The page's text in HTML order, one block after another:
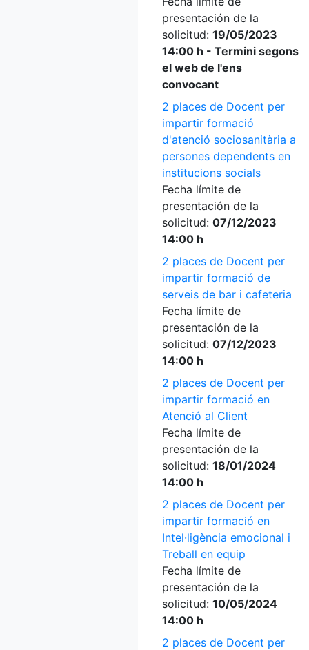
presentación de la
solicitud: 19/05/2023
14:00 h - Termini segons
el web de l'ens
convocant
2 places de Docent per
impartir formació
d'atenció sociosanitària a
persones dependents en
institucions socials
Fecha límite de
presentación de la
solicitud: 07/12/2023
14:00 h
2 places de Docent per
impartir formació de
serveis de bar i cafeteria
Fecha límite de
presentación de la
solicitud: 07/12/2023
14:00 h
2 places de Docent per
impartir formació en
Atenció al Client
Fecha límite de
presentación de la
solicitud: 18/01/2024
14:00 h
2 places de Docent per
impartir formació en
Intel·ligència emocional i
Treball en equip
Fecha límite de
presentación de la
solicitud: 10/05/2024
14:00 h
2 places de Docent per